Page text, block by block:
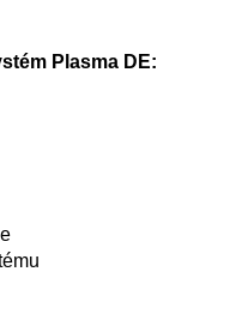
Plasma DE: